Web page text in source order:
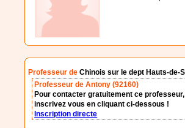
Professeur deChinois sur le dept Hauts-de-
Professeur de Antony (92160)
Pour contacter gratuitement ce professeur,
inscrivez vous en cliquant ci-dessous !
Inscription directe